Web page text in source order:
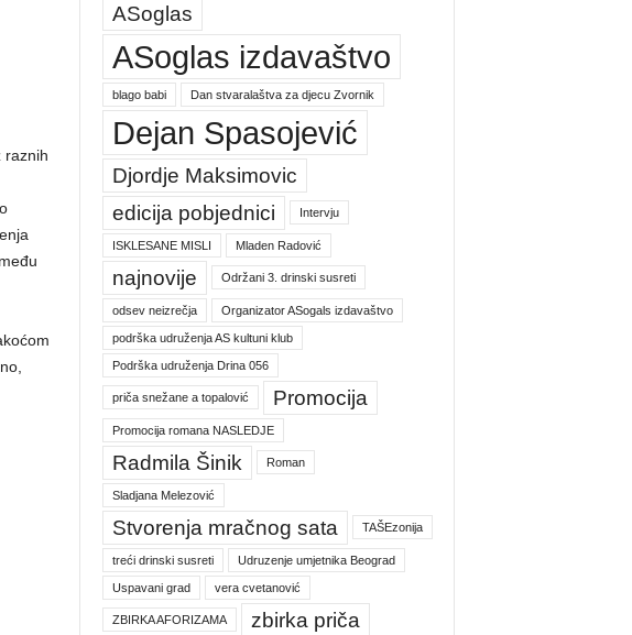
raznih
ASoglas
ASoglas izdavaštvo
blago babi Dan stvaralaštva za djecu Zvornik
Dejan Spasojević
Djordje Maksimovic
edicija pobjednici
Intervju
ISKLESANE MISLI Mladen Radović
najnovije Održani 3. drinski susreti
odsev neizrečja Organizator ASogals izdavaštvo
podrška udruženja AS kultuni klub
Podrška udruženja Drina 056
priča snežane a topalović Promocija
Promocija romana NASLEDJE
Radmila Šinik Roman
Sladjana Melezović
Stvorenja mračnog sata TAŠEzonija
treći drinski susreti Udruzenje umjetnika Beograd
Uspavani grad vera cvetanović
ZBIRKA AFORIZAMA zbirka priča